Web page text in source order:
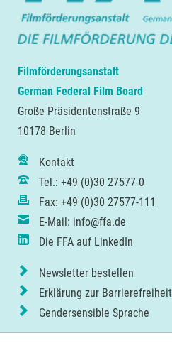
Filmförderungsanstalt
German Federal Film Board
Große Präsidentenstraße 9
10178 Berlin
Kontakt
Tel.: +49 (0)30 27577-0
Fax: +49 (0)30 27577-111
E-Mail: info@ffa.de
Die FFA auf LinkedIn
Newsletter bestellen
Erklärung zur Barrierefreiheit
Gendersensible Sprache